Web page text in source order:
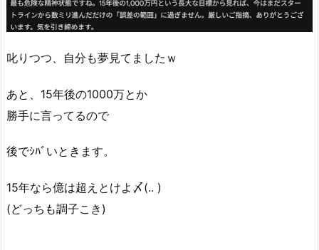
叱りつつ、自分も夢見てましたｗ
あと、15年後の1000万とか
勝手に言ってるので
後でｼﾊﾞいときます。
15年なら億は超えとけよ〆(.. )
(どっちも調子こき)